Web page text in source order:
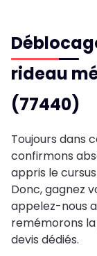
rideau
(77440)
Toujours dans
confirmons
appris le
Donc, gagnez
appelez-nous
remémorons
devis dédiés.